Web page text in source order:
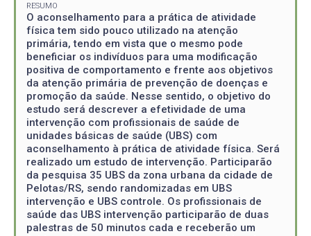
RESUMO
O aconselhamento para a prática de atividade
física tem sido pouco utilizado na atenção
primária, tendo em vista que o mesmo pode
beneficiar os indivíduos para uma modificação
positiva de comportamento e frente aos objetivos
da atenção primária de prevenção de doenças e
promoção da saúde. Nesse sentido, o objetivo do
estudo será descrever a efetividade de uma
intervenção com profissionais de saúde de
unidades básicas de saúde (UBS) com
aconselhamento à prática de atividade física. Será
realizado um estudo de intervenção. Participarão
da pesquisa 35 UBS da zona urbana da cidade de
Pelotas/RS, sendo randomizadas em UBS
intervenção e UBS controle. Os profissionais de
saúde das UBS intervenção participarão de duas
palestras de 50 minutos cada e receberão um